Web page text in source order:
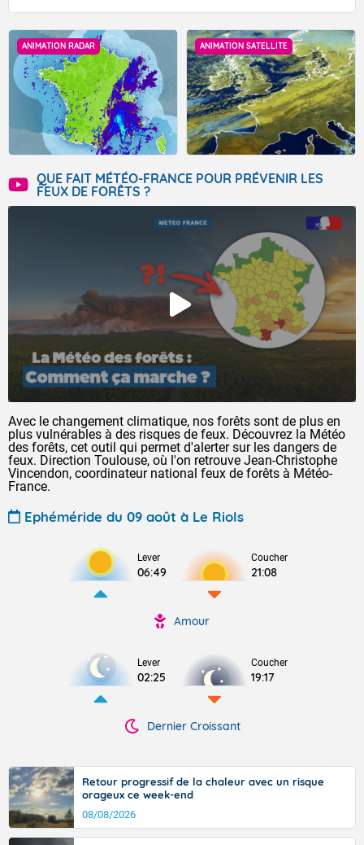
ANIMATION RADAR ANIMATION SATELLITE
QUE FAIT MÉTÉO-FRANCE POUR PRÉVENIR LES
FEUX DE FORÊTS ?
Avec le changement climatique, nos forêts sont de plus en
plus vulnérables à des risques de feux. Découvrez la Météo
des forêts, cet outil qui permet d'alerter sur les dangers de
feux. Direction Toulouse, où l'on retrouve Jean-Christophe
Vincendon, coordinateur national feux de forêts à Météo-
France.
Ephéméride du 09 août à Le Riols
Lever
06:49
Coucher
21:08
Amour
Lever
02:25
Coucher
19:17
Dernier Croissant
Retour progressif de la chaleur avec un risque
orageux ce week-end
08/08/2026